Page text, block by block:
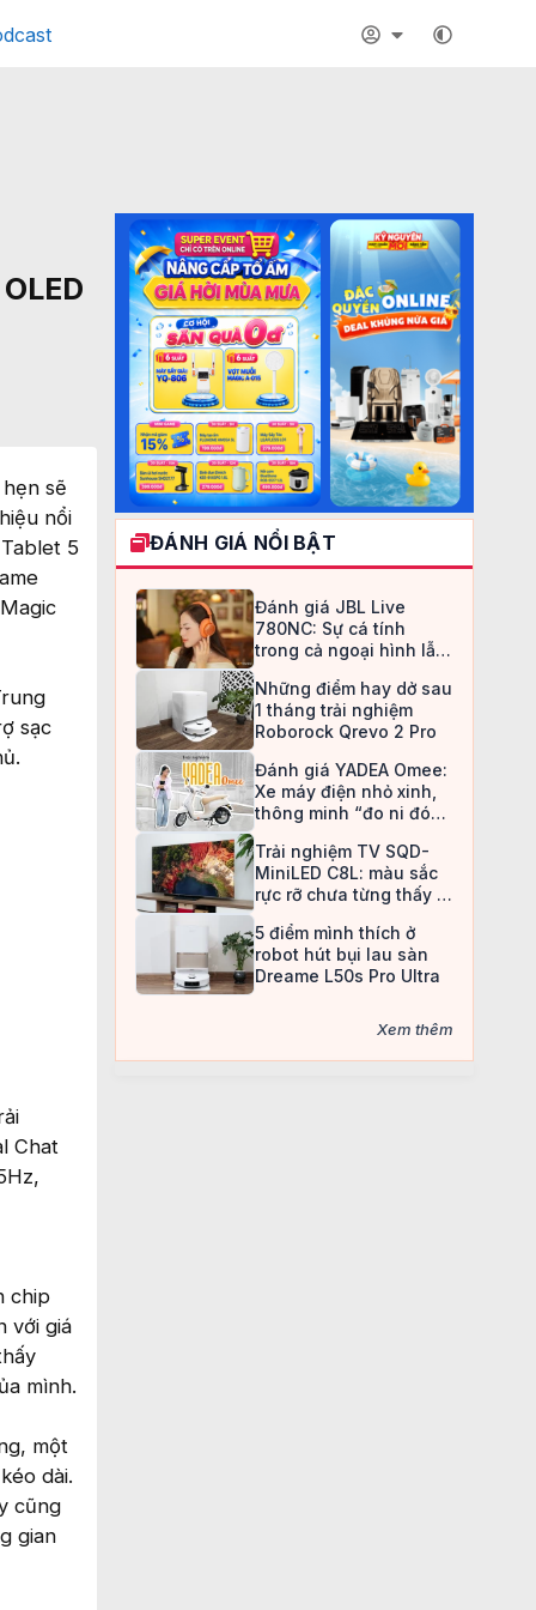
sẽ
nổi
5
sạc
Chat
chip
với giá
mình.
một
dài.
cũng
gian
ĐÁNH GIÁ NỔI BẬT
Đánh giá JBL Live
780NC: Sự cá tính
trong cả ngoại hình lẫn
Những điểm hay dở sau
1 tháng trải nghiệm
Roborock Qrevo 2 Pro
Đánh giá YADEA Omee:
Xe máy điện nhỏ xinh,
thông minh “đo ni đóng
Trải nghiệm TV SQD-
MiniLED C8L: màu sắc
rực rỡ chưa từng thấy ở
5 điểm mình thích ở
robot hút bụi lau sàn
Dreame L50s Pro Ultra
Xem thêm